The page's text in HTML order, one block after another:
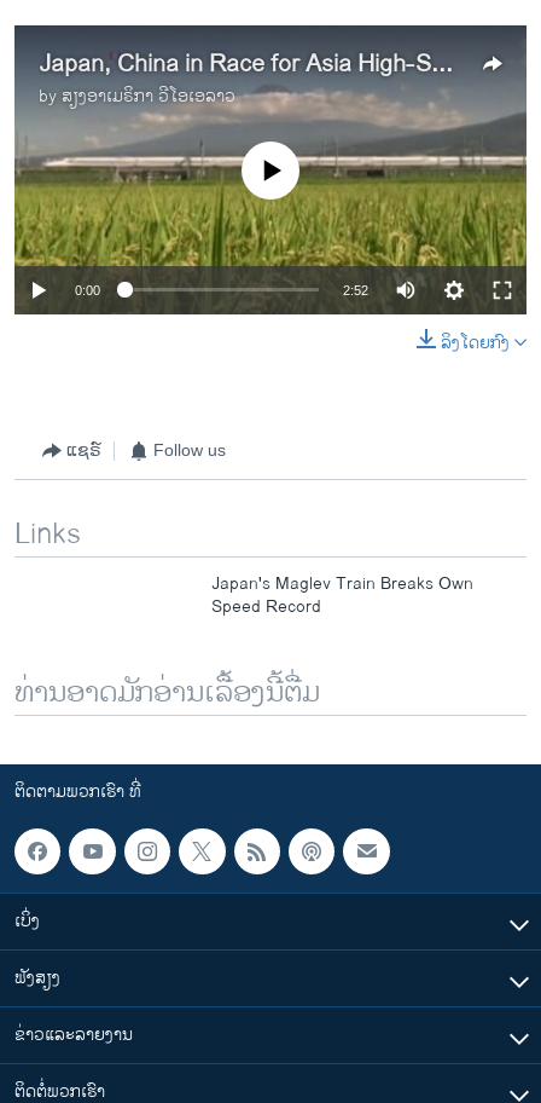
Japan, China in Race for Asia High-Speed Rail Projects
by ສຽງອາເມຣິກາ ວີໂອເອລາວ
No media source currently available
0:00 2:52
ລິງໂດຍກົງ
ແຊຣ໌ Follow us
Links
Japan's Maglev Train Breaks Own
Speed Record
ທ່ານອາດມັກອ່ານເລື້ອງນີ້ຕື່ມ
ຕິດຕາມພວກເຮົາ ທີ່
ເບິ່ງ
ຟັງສຽງ
ຂ່າວແລະລາຍງານ
ຕິດຕໍ່ພວກເຮົາ